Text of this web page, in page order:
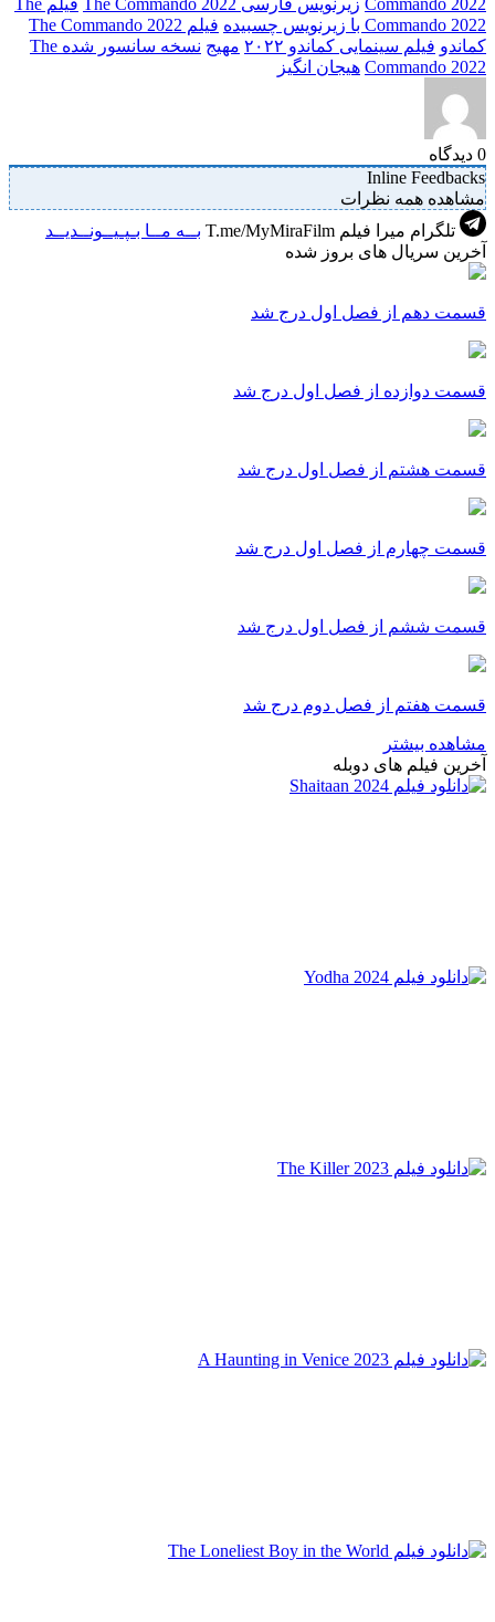
Commando 2022 زیرنویس فارسی The Commando 2022
فیلم The
Commando 2022 با زیرنویس چسبیده
فیلم The Commando 2022
کماندو فیلم سینمایی کماندو ۲۰۲۲ مهیج
نسخه سانسور شده The
Commando 2022 هیجان انگیز
0 دیدگاه
Inline Feedbacks
مشاهده همه نظرات
تلگرام میرا فیلم T.me/MyMiraFilm بــه مــا بـپـیــونــدیــد
آخرین سریال های بروز شده
قسمت دهم از فصل اول درج شد
قسمت دوازده از فصل اول درج شد
قسمت هشتم از فصل اول درج شد
قسمت چهارم از فصل اول درج شد
قسمت ششم از فصل اول درج شد
قسمت هفتم از فصل دوم درج شد
مشاهده بیشتر
آخرین فیلم های دوبله